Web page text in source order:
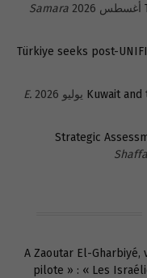
Samara
Türkiye seeks post-
Kuwait and
E.
Strategic
A Zaoutar El-Gharbiyé,
pilote » : « Les